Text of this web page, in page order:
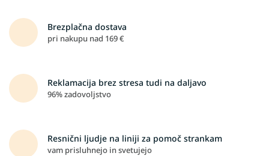
Brezplačna dostava
pri nakupu nad 169 €
Reklamacija brez stresa tudi na daljavo
96% zadovoljstvo
Resnični ljudje na liniji za pomoč strankam
vam prisluhnejo in svetujejo